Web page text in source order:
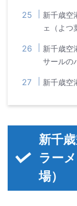
新千歳空
ェ（よつ
新千歳空
サールの
新千歳空
新千
ラー
場）